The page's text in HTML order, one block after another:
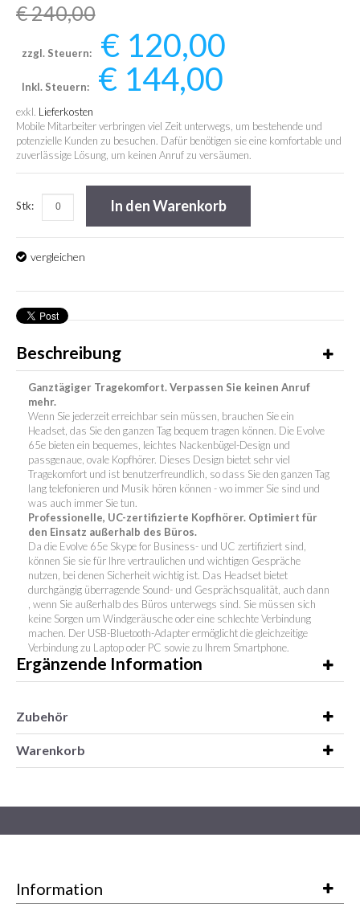
€ 240,00
zzgl. Steuern: € 120,00
Inkl. Steuern: € 144,00
exkl. Lieferkosten
Mobile Mitarbeiter verbringen viel Zeit unterwegs, um bestehende und
potenzielle Kunden zu besuchen. Dafür benötigen sie eine komfortable und
zuverlässige Lösung, um keinen Anruf zu versäumen.
Stk: In den Warenkorb
vergleichen
Beschreibung
Ganztägiger Tragekomfort. Verpassen Sie keinen Anruf
mehr.
Wenn Sie jederzeit erreichbar sein müssen, brauchen Sie ein
Headset, das Sie den ganzen Tag bequem tragen können. Die Evolve
65e bieten ein bequemes, leichtes Nackenbügel-Design und
passgenaue, ovale Kopfhörer. Dieses Design bietet sehr viel
Tragekomfort und ist benutzerfreundlich, so dass Sie den ganzen Tag
lang telefonieren und Musik hören können - wo immer Sie sind und
was auch immer Sie tun.
Professionelle, UC-zertifizierte Kopfhörer. Optimiert für
den Einsatz außerhalb des Büros.
Da die Evolve 65e Skype for Business- und UC zertifiziert sind,
können Sie sie für Ihre vertraulichen und wichtigen Gespräche
nutzen, bei denen Sicherheit wichtig ist. Das Headset bietet
durchgängig überragende Sound- und Gesprächsqualität, auch dann
, wenn Sie außerhalb des Büros unterwegs sind. Sie müssen sich
keine Sorgen um Windgeräusche oder eine schlechte Verbindung
machen. Der USB-Bluetooth-Adapter ermöglicht die gleichzeitige
Verbindung zu Laptop oder PC sowie zu Ihrem Smartphone.
Ergänzende Information
Zubehör
Warenkorb
Information